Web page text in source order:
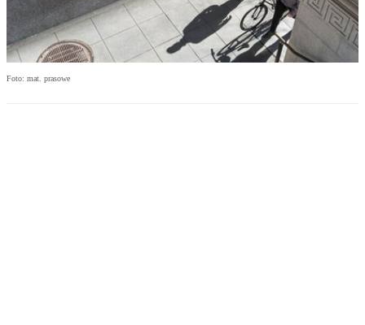
Foto: mat. prasowe